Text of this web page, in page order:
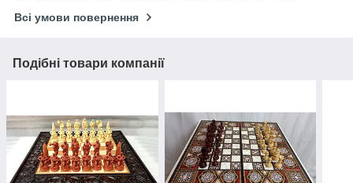
Всі умови повернення
Подібні товари компанії